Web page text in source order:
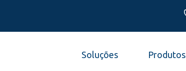
Soluções Produtos